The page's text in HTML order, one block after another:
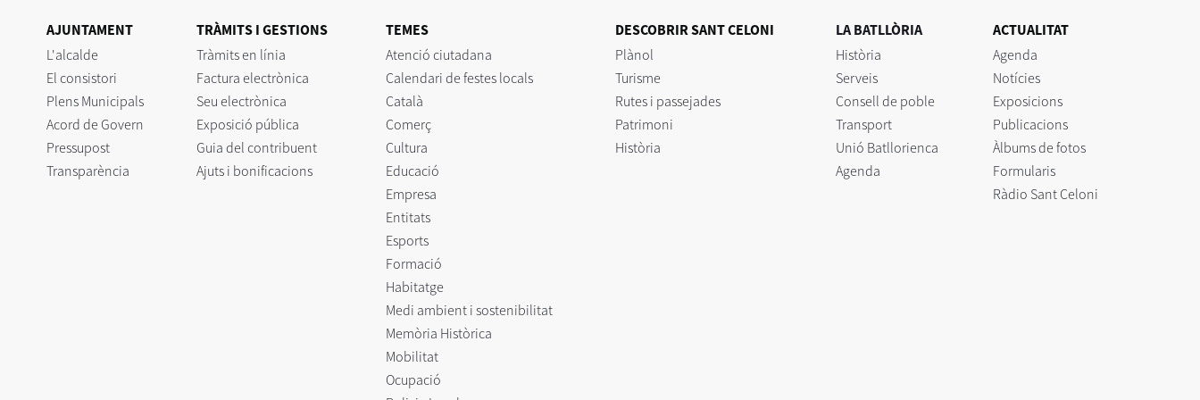
AJUNTAMENT
L'alcalde
El consistori
Plens Municipals
Acord de Govern
Pressupost
Transparència
TRÀMITS I GESTIONS
Tràmits en línia
Factura electrònica
Seu electrònica
Exposició pública
Guia del contribuent
Ajuts i bonificacions
TEMES
Atenció ciutadana
Calendari de festes locals
Català
Comerç
Cultura
Educació
Empresa
Entitats
Esports
Formació
Habitatge
Medi ambient i sostenibilitat
Memòria Històrica
Mobilitat
Ocupació
DESCOBRIR SANT CELONI
Plànol
Turisme
Rutes i passejades
Patrimoni
Història
LA BATLLÒRIA
Història
Serveis
Consell de poble
Transport
Unió Batllorienca
Agenda
ACTUALITAT
Agenda
Notícies
Exposicions
Publicacions
Àlbums de fotos
Formularis
Ràdio Sant Celoni